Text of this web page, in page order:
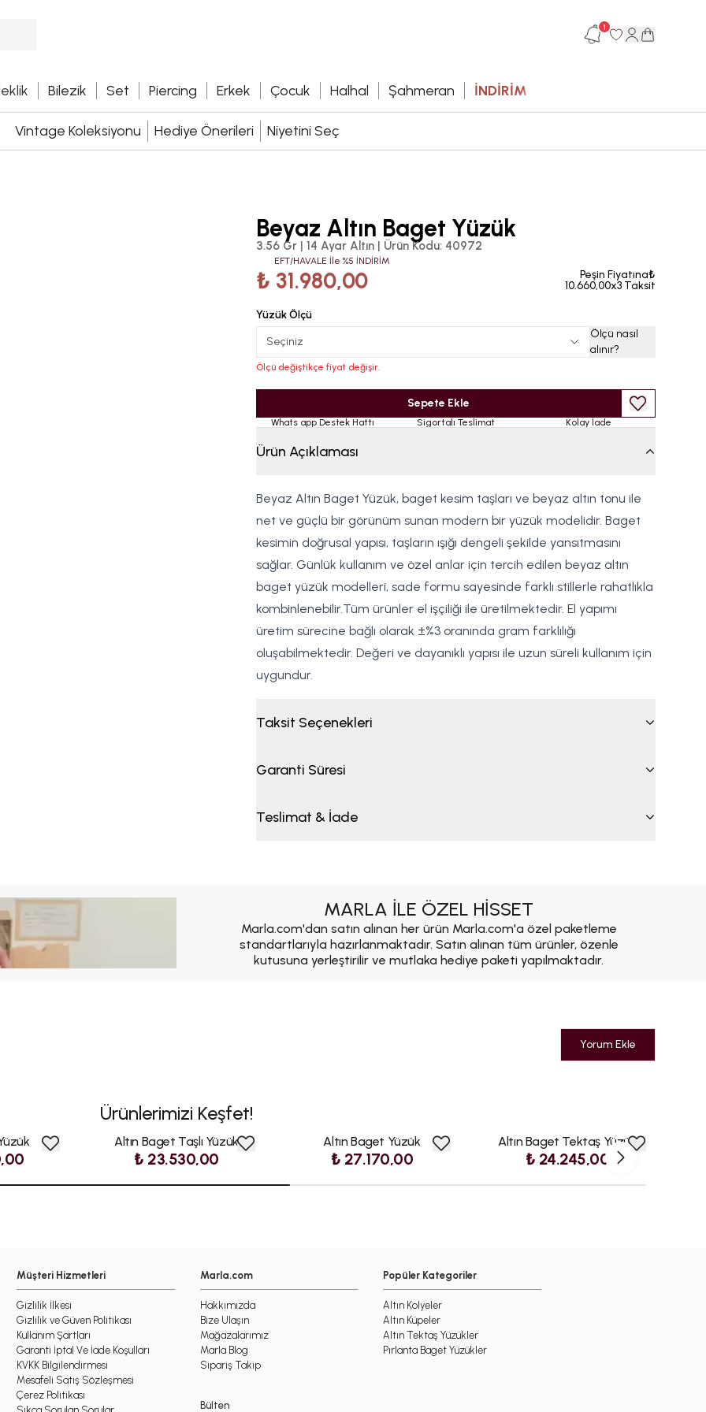
1
Bilezik Set Piercing Erkek Çocuk Halhal Şahmeran İNDİRİM
Vintage Koleksiyonu Hediye Önerileri Niyetini Seç
Beyaz Altın Baget Yüzük
3.56 Gr | 14 Ayar Altın | Ürün Kodu: 40972
EFT/HAVALE İle %5 İNDİRİM
₺ 31.980,00
Peşin Fiyatına₺
10.660,00x3 Taksit
Yüzük Ölçü
Seçiniz
Ölçü nasıl
alınır?
Ölçü değiştikçe fiyat değişir.
Sepete Ekle
Whats app Destek Hattı Sigortalı Teslimat Kolay İade
Ürün Açıklaması
Beyaz Altın Baget Yüzük, baget kesim taşları ve beyaz altın tonu ile
net ve güçlü bir görünüm sunan modern bir yüzük modelidir. Baget
kesimin doğrusal yapısı, taşların ışığı dengeli şekilde yansıtmasını
sağlar. Günlük kullanım ve özel anlar için tercih edilen beyaz altın
baget yüzük modelleri, sade formu sayesinde farklı stillerle rahatlıkla
kombinlenebilir.Tüm ürünler el işçiliği ile üretilmektedir. El yapımı
üretim sürecine bağlı olarak ±%3 oranında gram farklılığı
oluşabilmektedir. Değeri ve dayanıklı yapısı ile uzun süreli kullanım için
uygundur.
Taksit Seçenekleri
Garanti Süresi
Teslimat & İade
MARLA İLE ÖZEL HİSSET
Marla.com'dan satın alınan her ürün Marla.com'a özel paketleme
standartlarıyla hazırlanmaktadır. Satın alınan tüm ürünler, özenle
kutusuna yerleştirilir ve mutlaka hediye paketi yapılmaktadır.
Yorum Ekle
Ürünlerimizi Keşfet!
Altın Baget Taşlı Yüzük
₺ 23.530,00
Altın Baget Yüzük
₺ 27.170,00
Altın Baget Tektaş Yüzük
₺ 24.245,00
Müşteri Hizmetleri
Gizlilik İlkesi
Gizlilik ve Güven Politikası
Kullanım Şartları
Garanti İptal Ve İade Koşulları
KVKK Bilgilendirmesi
Mesafeli Satış Sözleşmesi
Çerez Politikası
Marla.com
Hakkımızda
Bize Ulaşın
Mağazalarımız
Marla Blog
Sipariş Takip
Bülten
Popüler Kategoriler
Altın Kolyeler
Altın Küpeler
Altın Tektaş Yüzükler
Pırlanta Baget Yüzükler